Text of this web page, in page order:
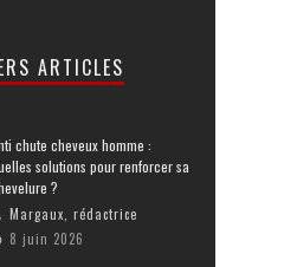
ARTICLES
chute cheveux homme :
solutions pour renforcer sa
?
Margaux, rédactrice
8 juin 2026